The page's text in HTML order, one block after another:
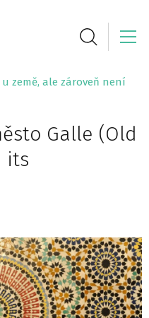
u země, ale zároveň není
Galle (Old
its